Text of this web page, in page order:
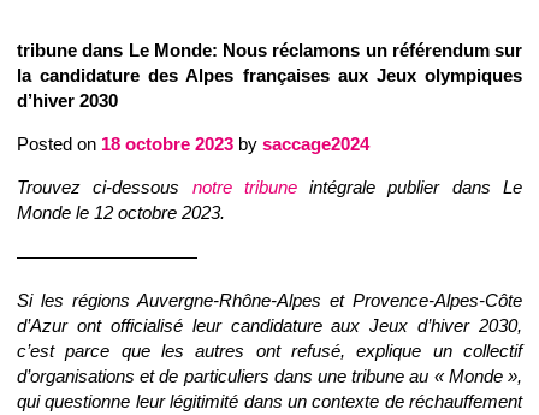
tribune dans Le Monde: Nous réclamons un référendum sur
la candidature des Alpes françaises aux Jeux olympiques
d’hiver 2030
Posted on 18 octobre 2023 by saccage2024
Trouvez ci-dessous notre tribune
intégrale publier dans Le
Monde le 12 octobre 2023.
——————————
Si les régions Auvergne-Rhône-Alpes et Provence-Alpes-Côte
d’Azur ont officialisé leur candidature aux Jeux d’hiver 2030,
c’est parce que les autres ont refusé, explique un collectif
d’organisations et de particuliers dans une tribune au « Monde »,
qui questionne leur légitimité dans un contexte de réchauffement